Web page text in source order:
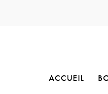
ACCUEIL